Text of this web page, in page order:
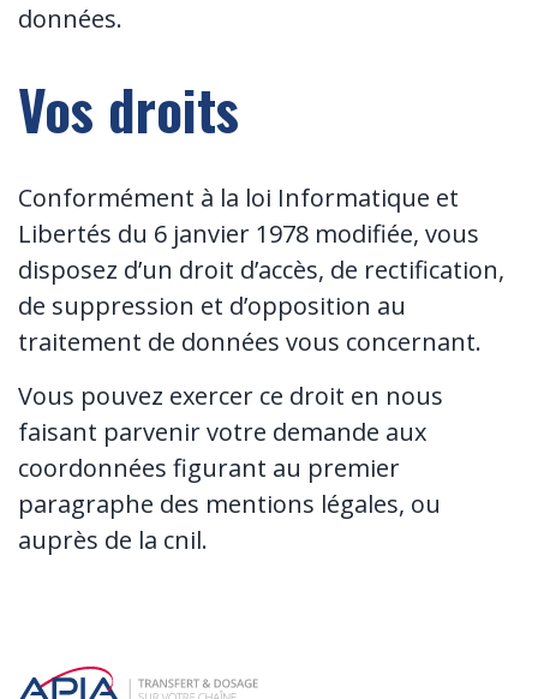
données.
Vos droits
Conformément à la loi Informatique et
Libertés du 6 janvier 1978 modifiée, vous
disposez d’un droit d’accès, de rectification,
de suppression et d’opposition au
traitement de données vous concernant.
Vous pouvez exercer ce droit en nous
faisant parvenir votre demande aux
coordonnées figurant au premier
paragraphe des mentions légales, ou
auprès de la cnil.